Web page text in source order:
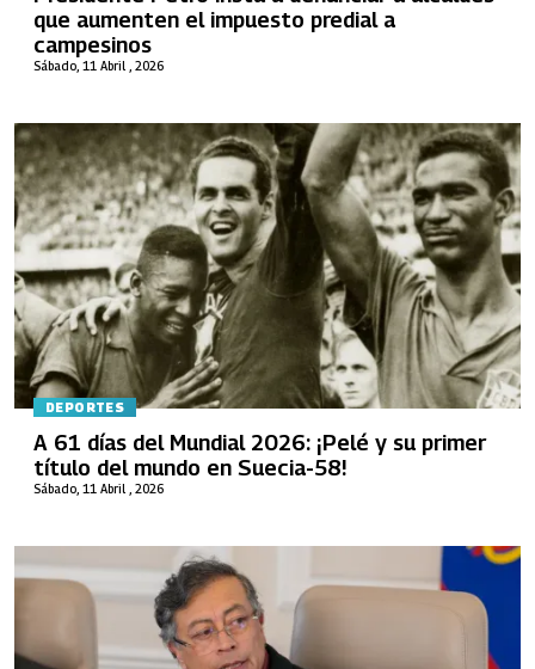
Sábado, 11 Abril , 2026
que aumenten el impuesto predial a
campesinos
DEPORTES
Sábado, 11 Abril , 2026
A 61 días del Mundial 2026: ¡Pelé y su primer
título del mundo en Suecia-58!